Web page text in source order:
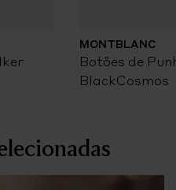
MONTBLANC
Botões de
BlackCosmos